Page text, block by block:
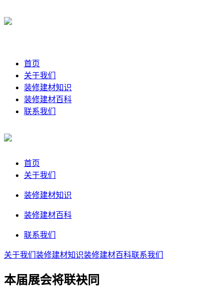
首页
关于我们
装修建材知识
装修建材百科
联系我们
首页
关于我们
装修建材知识
装修建材百科
联系我们
关于我们 装修建材知识装修建材百科联系我们
本届展会将联袂同